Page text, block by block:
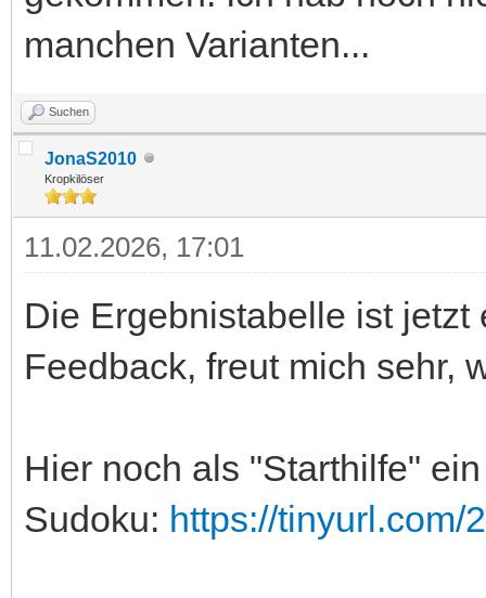
manchen Varianten...
Suchen
JonaS2010
Kropkilöser
11.02.2026, 17:01
Die Ergebnistabelle ist
Feedback, freut mich sehr,
Hier noch als "Starthilfe"
Sudoku: https://tinyurl.com/